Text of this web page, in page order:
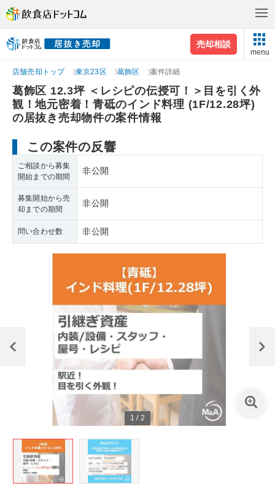
売却相談
menu
店舗売却トップ 東京23区 葛飾区 案件詳細
葛飾区 12.3坪 ＜レシピの伝授可！＞目を引く外
観！地元密着！青砥のインド料理 (1F/12.28坪)
の居抜き売却物件の案件情報
この案件の反響
ご相談から募集
開始までの期間
非公開
募集開始から売
却までの期間
非公開
問い合わせ数 非公開
1 / 2